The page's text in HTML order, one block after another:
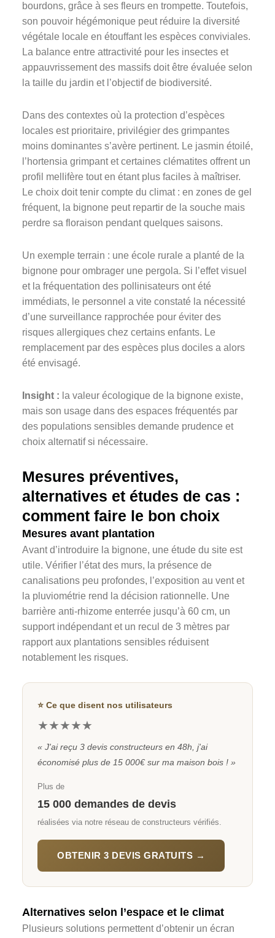
bourdons, grâce à ses fleurs en trompette. Toutefois,
son pouvoir hégémonique peut réduire la diversité
végétale locale en étouffant les espèces conviviales.
La balance entre attractivité pour les insectes et
appauvrissement des massifs doit être évaluée selon
la taille du jardin et l’objectif de biodiversité.
Dans des contextes où la protection d’espèces
locales est prioritaire, privilégier des grimpantes
moins dominantes s’avère pertinent. Le jasmin étoilé,
l’hortensia grimpant et certaines clématites offrent un
profil mellifère tout en étant plus faciles à maîtriser.
Le choix doit tenir compte du climat : en zones de gel
fréquent, la bignone peut repartir de la souche mais
perdre sa floraison pendant quelques saisons.
Un exemple terrain : une école rurale a planté de la
bignone pour ombrager une pergola. Si l’effet visuel
et la fréquentation des pollinisateurs ont été
immédiats, le personnel a vite constaté la nécessité
d’une surveillance rapprochée pour éviter des
risques allergiques chez certains enfants. Le
remplacement par des espèces plus dociles a alors
été envisagé.
Insight : la valeur écologique de la bignone existe,
mais son usage dans des espaces fréquentés par
des populations sensibles demande prudence et
choix alternatif si nécessaire.
Mesures préventives,
alternatives et études de cas :
comment faire le bon choix
Mesures avant plantation
Avant d’introduire la bignone, une étude du site est
utile. Vérifier l’état des murs, la présence de
canalisations peu profondes, l’exposition au vent et
la pluviométrie rend la décision rationnelle. Une
barrière anti-rhizome enterrée jusqu’à 60 cm, un
support indépendant et un recul de 3 mètres par
rapport aux plantations sensibles réduisent
notablement les risques.
⭐ Ce que disent nos utilisateurs
★★★★★
« J'ai reçu 3 devis constructeurs en 48h, j'ai
économisé plus de 15 000€ sur ma maison bois ! »
Plus de
15 000 demandes de devis
réalisées via notre réseau de constructeurs vérifiés.
OBTENIR 3 DEVIS GRATUITS →
Alternatives selon l’espace et le climat
Plusieurs solutions permettent d’obtenir un écran